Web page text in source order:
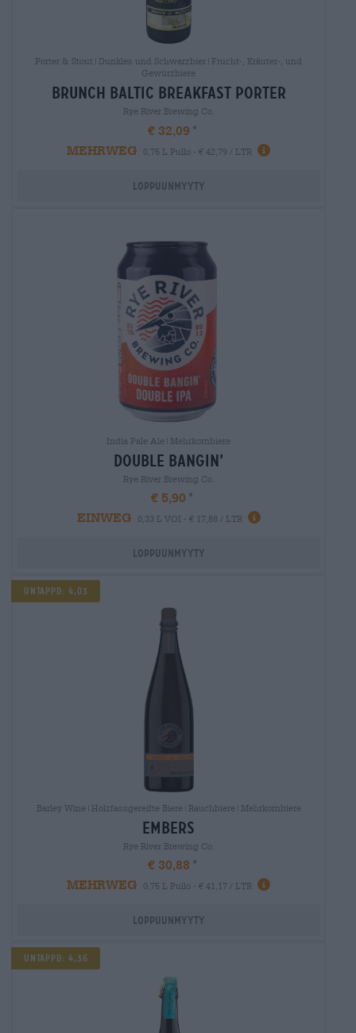
Porter & Stout|Dunkles und Schwarzbier|Frucht-, Kräuter-, und
Gewürzbiere
brunch baltic breakfast porter
Rye River Brewing Co.
€ 32,09
MEHRWEG
0,75 L Pullo - € 42,79 / LTR
Loppuunmyyty
India Pale Ale|Mehrkornbiere
double bangin’
Rye River Brewing Co.
€ 5,90
EINWEG
0,33 L VOI - € 17,88 / LTR
Loppuunmyyty
UNTAPPD: 4,03
Barley Wine|Holzfassgereifte Biere|Rauchbiere|Mehrkornbiere
embers
Rye River Brewing Co.
€ 30,88
MEHRWEG
0,75 L Pullo - € 41,17 / LTR
Loppuunmyyty
UNTAPPD: 4,36